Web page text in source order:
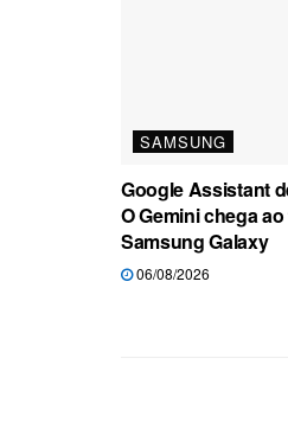
SAMSUNG
Google Assistant
O Gemini chega
Samsung Galaxy
06/08/2026